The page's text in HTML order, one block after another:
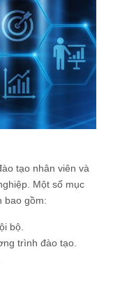
tạo nhân viên và
Một số mục
bao gồm:
bộ.
trình đào tạo.